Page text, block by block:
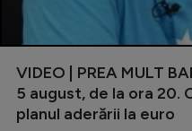
VIDEO | PREA MULT
5 august, de la ora 20.
planul aderării la euro